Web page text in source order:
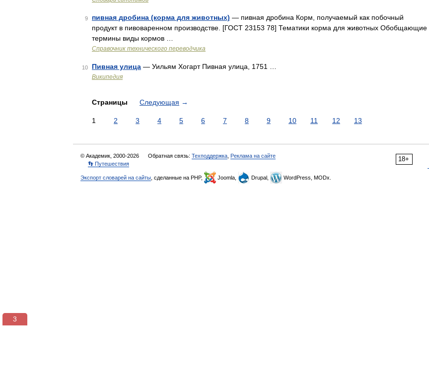
9 пивная дробина (корма для животных) — пивная дробина Корм, получаемый как побочный
продукт в пивоваренном производстве. [ГОСТ 23153 78] Тематики корма для животных Обобщающие
термины виды кормов …
Справочник технического переводчика
10 Пивная улица — Уильям Хогарт Пивная улица, 1751 …
Википедия
Страницы Следующая →
1 2 3 4 5 6 7 8 9 10 11 12 13
18+
© Академик, 2000-2026 Обратная связь: Техподдержка Реклама на сайте
👣 Путешествия
Экспорт словарей на сайты , сделанные на PHP, Joomla, Drupal, WordPress, MODx.
3